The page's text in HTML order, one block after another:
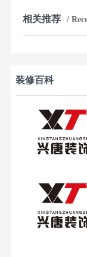
相关推荐 /
装修百科